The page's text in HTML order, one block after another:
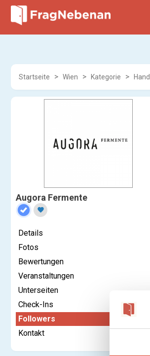
Startseite Wien Kategorie
Augora Fermente
favorite
Details
Fotos
Bewertungen
Veranstaltungen
Unterseiten
Check-Ins
Followers
Kontakt